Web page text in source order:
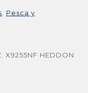
Pesca y
X9255NF HEDDON